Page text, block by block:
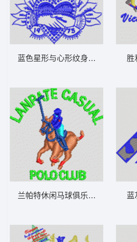
蓝色星形与心形纹身图案 男装
兰帕特休闲马球俱乐部标志 男装
胜
蓝